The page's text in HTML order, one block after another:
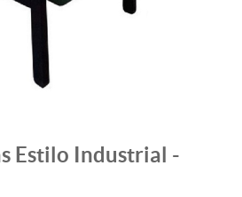
Estilo Industrial -